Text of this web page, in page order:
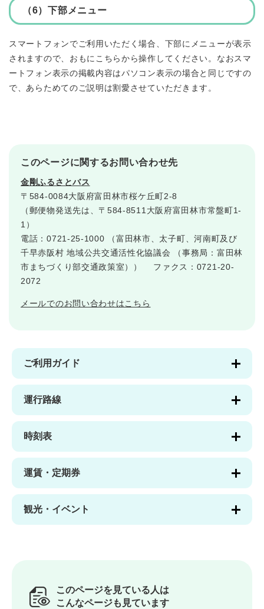
（6）下部メニュー
スマートフォンでご利用いただく場合、下部にメニューが表示
されますので、おもにこちらから操作してください。なおスマ
ートフォン表示の掲載内容はパソコン表示の場合と同じですの
で、あらためてのご説明は割愛させていただきます。
このページに関するお問い合わせ先
金剛ふるさとバス
〒584-0084大阪府富田林市桜ケ丘町2-8
（郵便物発送先は、〒584-8511大阪府富田林市常盤町1-
1）
電話：0721-25-1000
（富田林市、太子町、河南町及び
千早赤阪村 地域公共交通活性化協議会 （事務局：富田林
市まちづくり部交通政策室））
ファクス：0721-20-
2072
メールでのお問い合わせはこちら
ご利用ガイド
運行路線
時刻表
運賃・定期券
観光・イベント
このページを見ている人は
こんなページも見ています